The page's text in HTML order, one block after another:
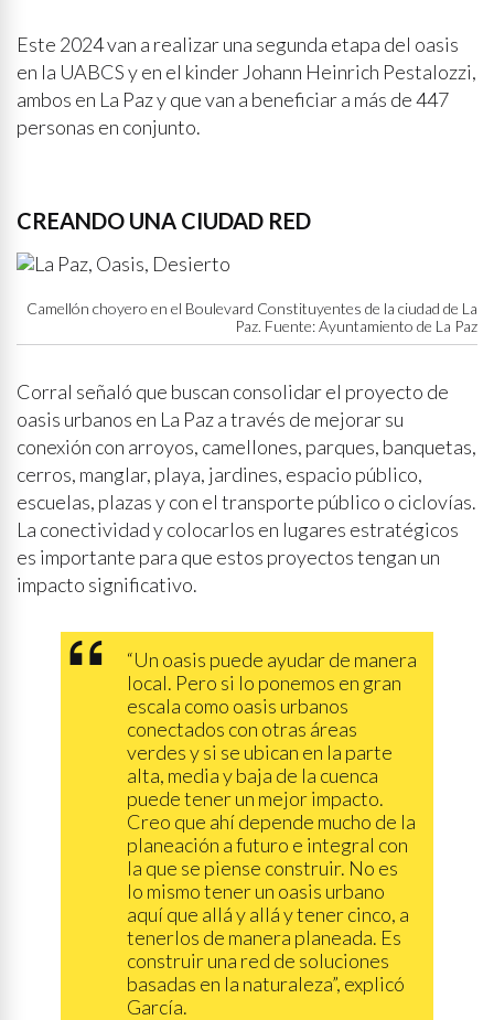
Este 2024 van a realizar una segunda etapa del oasis
en la UABCS y en el kinder Johann Heinrich Pestalozzi,
ambos en La Paz y que van a beneficiar a más de 447
personas en conjunto.
CREANDO UNA CIUDAD RED
Camellón choyero en el Boulevard Constituyentes de la ciudad de La
Paz. Fuente: Ayuntamiento de La Paz
Corral señaló que buscan consolidar el proyecto de
oasis urbanos en La Paz a través de mejorar su
conexión con arroyos, camellones, parques, banquetas,
cerros, manglar, playa, jardines, espacio público,
escuelas, plazas y con el transporte público o ciclovías.
La conectividad y colocarlos en lugares estratégicos
es importante para que estos proyectos tengan un
impacto significativo.
“Un oasis puede ayudar de manera
local. Pero si lo ponemos en gran
escala como oasis urbanos
conectados con otras áreas
verdes y si se ubican en la parte
alta, media y baja de la cuenca
puede tener un mejor impacto.
Creo que ahí depende mucho de la
planeación a futuro e integral con
la que se piense construir. No es
lo mismo tener un oasis urbano
aquí que allá y allá y tener cinco, a
tenerlos de manera planeada. Es
construir una red de soluciones
basadas en la naturaleza”, explicó
García.